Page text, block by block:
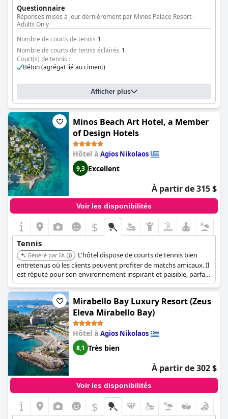
Questionnaire
Réponses mises à jour dernièrement par Minos Palace Resort -
Adults Only
Nombre de courts de tennis 1
Nombre de courts de tennis éclairés 1
Court(s) de tennis :
Béton (agrégat lié au ciment)
Afficher plus
Minos Beach Art Hotel, a Member
of Design Hotels
Hôtel à Agios Nikolaos
9,3 Excellent
À partir de 315 $
Voir les disponibilités
$
Tennis
Généré par IA
L'hôtel dispose de courts de tennis bien
entretenus où les clients peuvent profiter de matchs amicaux. Il
est réputé pour son environnement inspirant et paisible, parfait
pour la détente et les loisirs.
Mirabello Bay Luxury Resort (Zeus
Eleva Mirabello Bay)
Hôtel à Agios Nikolaos
8,1 Très bien
À partir de 302 $
Voir les disponibilités
$